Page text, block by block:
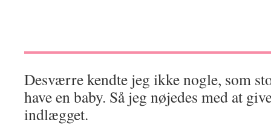
Desværre kendte jeg ikke nogle, som
have en baby. Så jeg nøjedes med at
indlægget.